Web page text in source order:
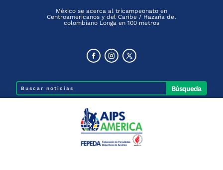
México se acerca al tricampeonato en
Centroamericanos y del Caribe / Hazaña del
colombiano Longa en 100 metros